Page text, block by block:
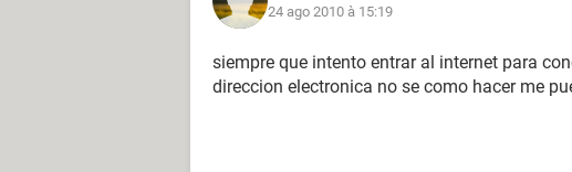
24 ago 2010 à 15:19
siempre que intento entrar al internet para
direccion electronica no se como hacer me